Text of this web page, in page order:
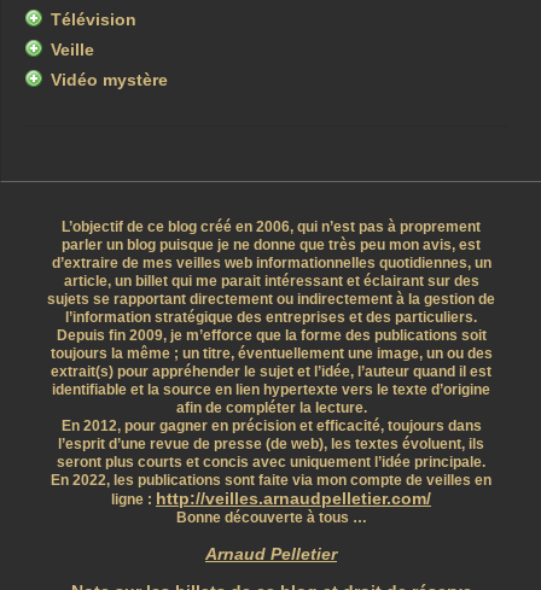
Télévision
Veille
Vidéo mystère
L’objectif de ce blog créé en 2006, qui n’est pas à proprement
parler un blog puisque je ne donne que très peu mon avis, est
d’extraire de mes veilles web informationnelles quotidiennes, un
article, un billet qui me parait intéressant et éclairant sur des
sujets se rapportant directement ou indirectement à la gestion de
l’information stratégique des entreprises et des particuliers.
Depuis fin 2009, je m’efforce que la forme des publications soit
toujours la même ; un titre, éventuellement une image, un ou des
extrait(s) pour appréhender le sujet et l’idée, l’auteur quand il est
identifiable et la source en lien hypertexte vers le texte d’origine
afin de compléter la lecture.
En 2012, pour gagner en précision et efficacité, toujours dans
l’esprit d’une revue de presse (de web), les textes évoluent, ils
seront plus courts et concis avec uniquement l’idée principale.
En 2022, les publications sont faite via mon compte de veilles en
ligne : http://veilles.arnaudpelletier.com/
Bonne découverte à tous …
Arnaud Pelletier